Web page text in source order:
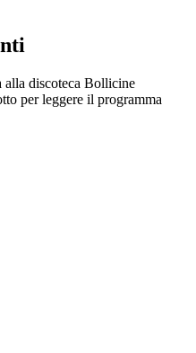
discoteca Bollicine
per leggere il programma